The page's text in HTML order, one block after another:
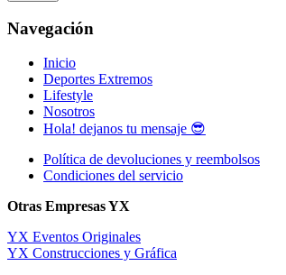
Navegación
Inicio
Deportes Extremos
Lifestyle
Nosotros
Hola! dejanos tu mensaje 😎
Política de devoluciones y reembolsos
Condiciones del servicio
Otras Empresas YX
YX Eventos Originales
YX Construcciones y Gráfica